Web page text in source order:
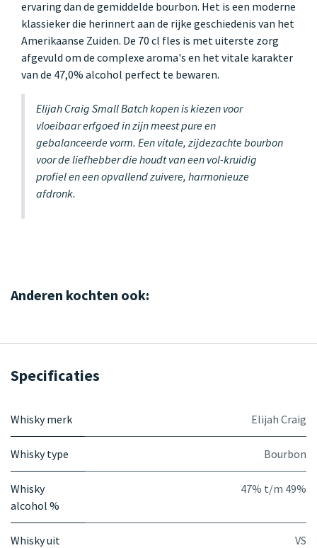
ervaring dan de gemiddelde bourbon. Het is een moderne
klassieker die herinnert aan de rijke geschiedenis van het
Amerikaanse Zuiden. De 70 cl fles is met uiterste zorg
afgevuld om de complexe aroma's en het vitale karakter
van de 47,0% alcohol perfect te bewaren.
Elijah Craig Small Batch kopen is kiezen voor
vloeibaar erfgoed in zijn meest pure en
gebalanceerde vorm. Een vitale, zijdezachte bourbon
voor de liefhebber die houdt van een vol-kruidig
profiel en een opvallend zuivere, harmonieuze
afdronk.
Anderen kochten ook:
Specificaties
Whisky merk Elijah Craig
Whisky type Bourbon
Whisky
alcohol %
47% t/m 49%
Whisky uit
VS